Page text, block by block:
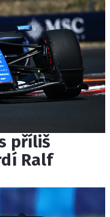
příliš
Ralf